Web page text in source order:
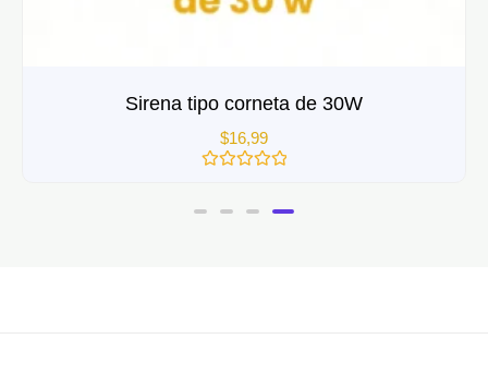
Sirena tipo corneta de 30W
$16,99
0